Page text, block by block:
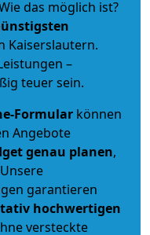
das möglich ist?
Kaiserslautern.
–
teuer sein.
Formular können
Angebote
genau planen,
garantieren
hochwertigen
versteckte